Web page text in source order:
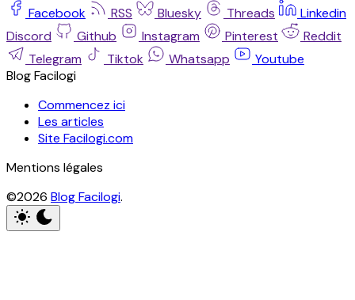
Facebook RSS Bluesky Threads
Linkedin
Discord
Github Instagram Pinterest
Reddit
Telegram
Tiktok Whatsapp
Youtube
Blog Facilogi
Commencez ici
Les articles
Site Facilogi.com
Mentions légales
©2026 Blog Facilogi.